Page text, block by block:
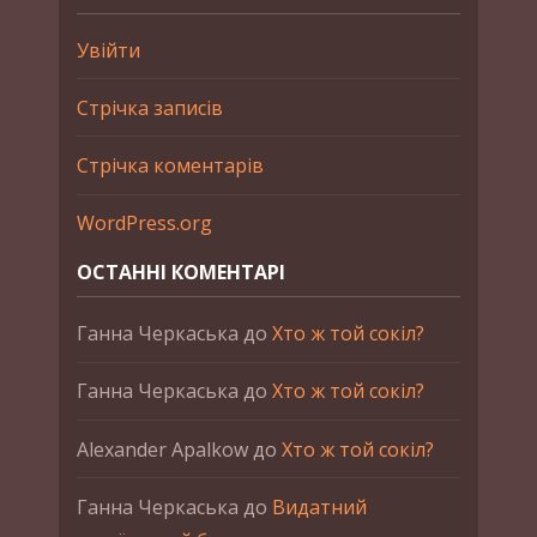
Увійти
Стрічка записів
Стрічка коментарів
WordPress.org
ОСТАННІ КОМЕНТАРІ
Ганна Черкаська до Хто ж той сокіл?
Ганна Черкаська до Хто ж той сокіл?
Alexander Apalkowдо Хто ж той сокіл?
Ганна Черкаська до Видатний